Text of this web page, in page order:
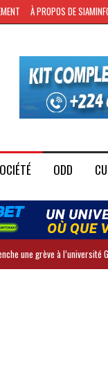
À PROPOS DE
ODD
une grève à l’université